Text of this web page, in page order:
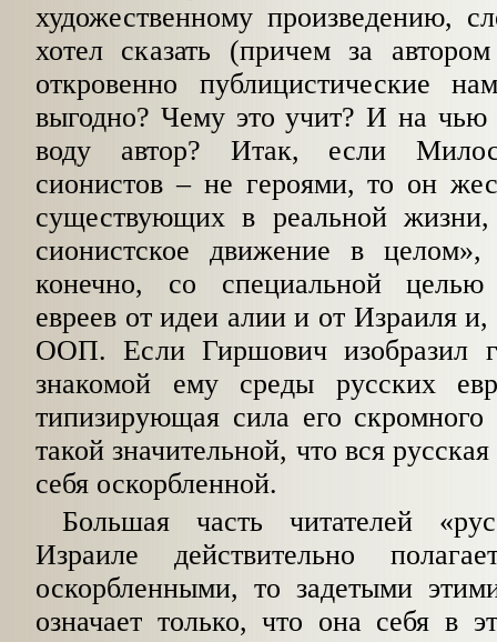
художественному произведению,
хотел сказать (причем за
откровенно пуб­лицистические
выгодно? Чему это учит? И на чью
воду автор? Итак, если
сионистов – не героями, то он
существующих в реальной
сио­нистское движение в
конечно, со спе­циальной целью
евреев от идеи алии и от Из­раиля
ООП. Если Гиршович изобразил
знакомой ему среды русских
типизирующая сила его скромного
такой значительной, что вся
себя оскорбленной.
Большая часть читателей
Израиле дей­ствительно
оскорбленными, то задетыми
означает только, что она себя в